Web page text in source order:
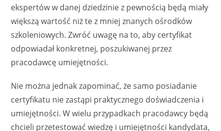
ekspertów w danej dziedzinie z pewnością będą miały
większą wartość niż te z mniej znanych ośrodków
szkoleniowych. Zwróć uwagę na to, aby certyfikat
odpowiadał konkretnej, poszukiwanej przez
pracodawcę umiejętności.
Nie można jednak zapominać, że samo posiadanie
certyfikatu nie zastąpi praktycznego doświadczenia i
umiejętności. W wielu przypadkach pracodawcy będą
chcieli przetestować wiedzę i umiejętności kandydata,